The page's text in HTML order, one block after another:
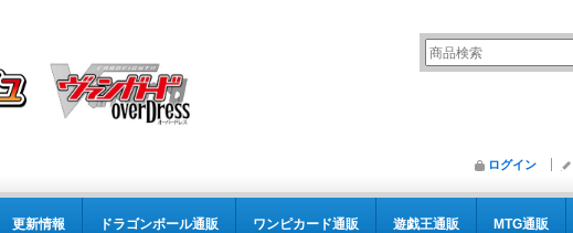
ログイン
更新情報 ドラゴンボール通販 ワンピカード通販 遊戯王通販 MTG通販